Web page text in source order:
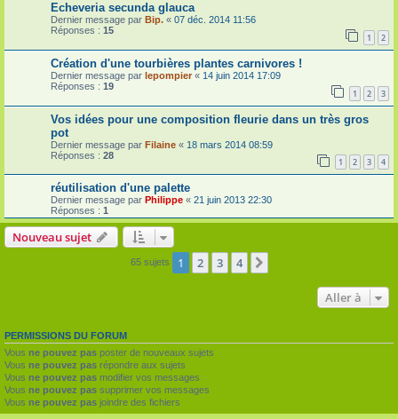
Echeveria secunda glauca
Dernier message par Bip. « 07 déc. 2014 11:56
Réponses : 15
1 2
Création d'une tourbières plantes carnivores !
Dernier message par lepompier « 14 juin 2014 17:09
Réponses : 19
1 2 3
Vos idées pour une composition fleurie dans un très gros
pot
Dernier message par Filaine « 18 mars 2014 08:59
Réponses : 28
1 2 3 4
réutilisation d'une palette
Dernier message par Philippe « 21 juin 2013 22:30
Réponses : 1
Nouveau sujet
65 sujets 1 2 3 4
Aller à
PERMISSIONS DU FORUM
Vous ne pouvez pas poster de nouveaux sujets
Vous ne pouvez pas répondre aux sujets
Vous ne pouvez pas modifier vos messages
Vous ne pouvez pas supprimer vos messages
Vous ne pouvez pas joindre des fichiers